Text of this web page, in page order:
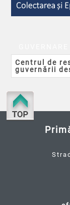
Centrul de
guvernării